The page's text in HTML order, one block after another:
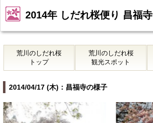
2014年 しだれ桜便り 昌福寺
荒川のしだれ桜
トップ
荒川のしだれ桜
観光スポット
2014/04/17 (木)：昌福寺の様子